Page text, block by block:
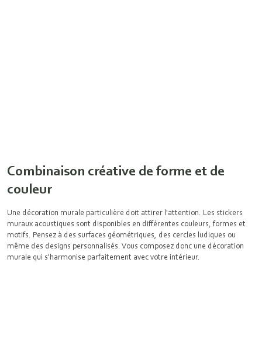
Combinaison créative de forme et de
couleur
Une décoration murale particulière doit attirer l'attention. Les stickers
muraux acoustiques sont disponibles en différentes couleurs, formes et
motifs. Pensez à des surfaces géométriques, des cercles ludiques ou
même des designs personnalisés. Vous composez donc une décoration
murale qui s'harmonise parfaitement avec votre intérieur.